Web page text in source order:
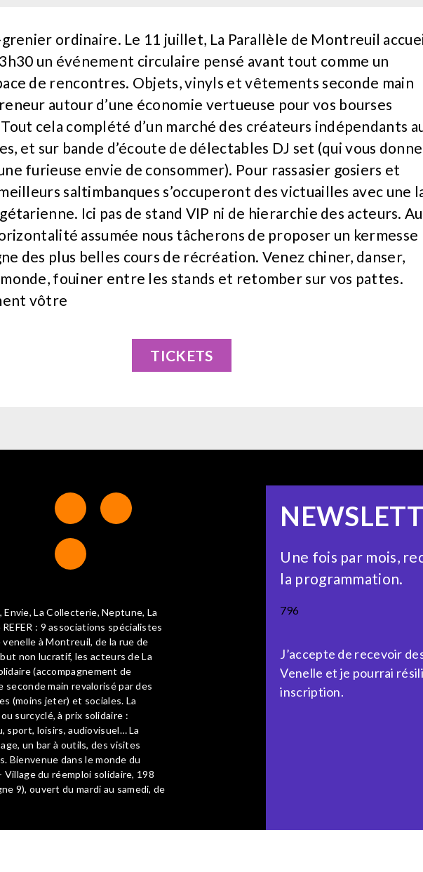
ordinaire. Le 11 juillet, La Parallèle de Montreuil
un événement circulaire pensé avant tout comme un
de rencontres. Objets, vinyls et vêtements seconde main
autour d’une économie vertueuse pour vos bourses
cela complété d’un marché des créateurs indépendants
et sur bande d’écoute de délectables DJ set (qui vous
furieuse envie de consommer). Pour rassasier gosiers et
saltimbanques s’occuperont des victuailles avec une
Ici pas de stand VIP ni de hierarchie des acteurs.
assumée nous tâcherons de proposer un kermesse
des plus belles cours de récréation. Venez chiner, danser,
fouiner entre les stands et retomber sur vos pattes.
vôtre
TICKETS
Envie, La Collecterie, Neptune, La
: 9 associations spécialistes
à Montreuil, de la rue de
non lucratif, les acteurs de La
(accompagnement de
seconde main revalorisé par des
(moins jeter) et sociales. La
surcyclé, à prix solidaire :
sport, loisirs, audiovisuel… La
un bar à outils, des visites
Bienvenue dans le monde du
du réemploi solidaire, 198
9), ouvert du mardi au samedi, de
Une fois par mois,
la programmation.
796
J’accepte de recevoir
Venelle et je pourrai
inscription.